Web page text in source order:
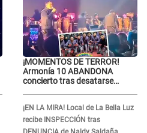
¡MOMENTOS DE TERROR!
Armonía 10 ABANDONA
concierto tras desatarse
imágenes
¡EN LA MIRA! Local de La Bella Luz
recibe INSPECCIÓN tras